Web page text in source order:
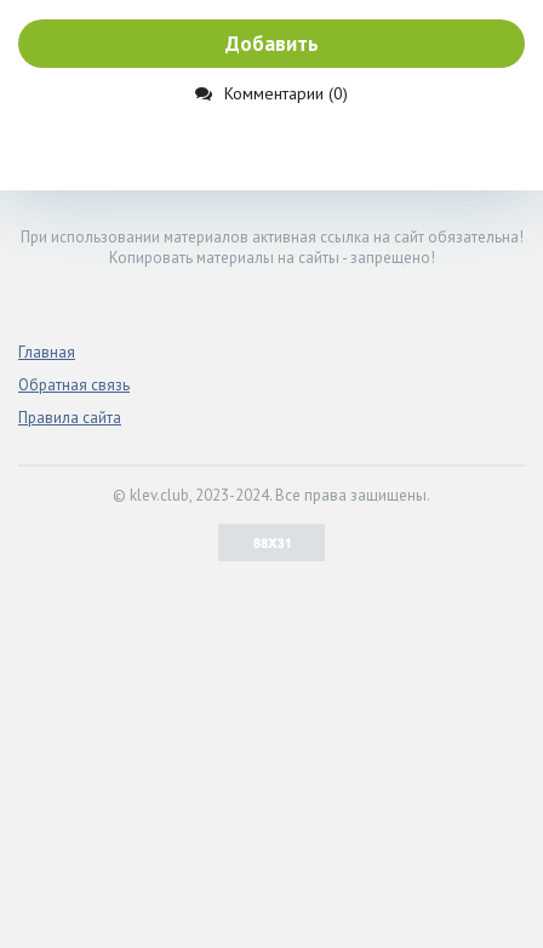
Добавить
Комментарии (0)
При использовании материалов активная ссылка на сайт обязательна!
Копировать материалы на сайты - запрещено!
Главная
Обратная связь
Правила сайта
© klev.club, 2023-2024. Все права защищены.